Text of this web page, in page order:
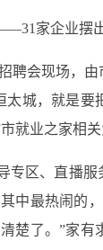
家企业摆
聘会现场，
城，就是
就业之家相关
专区、直播
中最热闹的
楚了。”家